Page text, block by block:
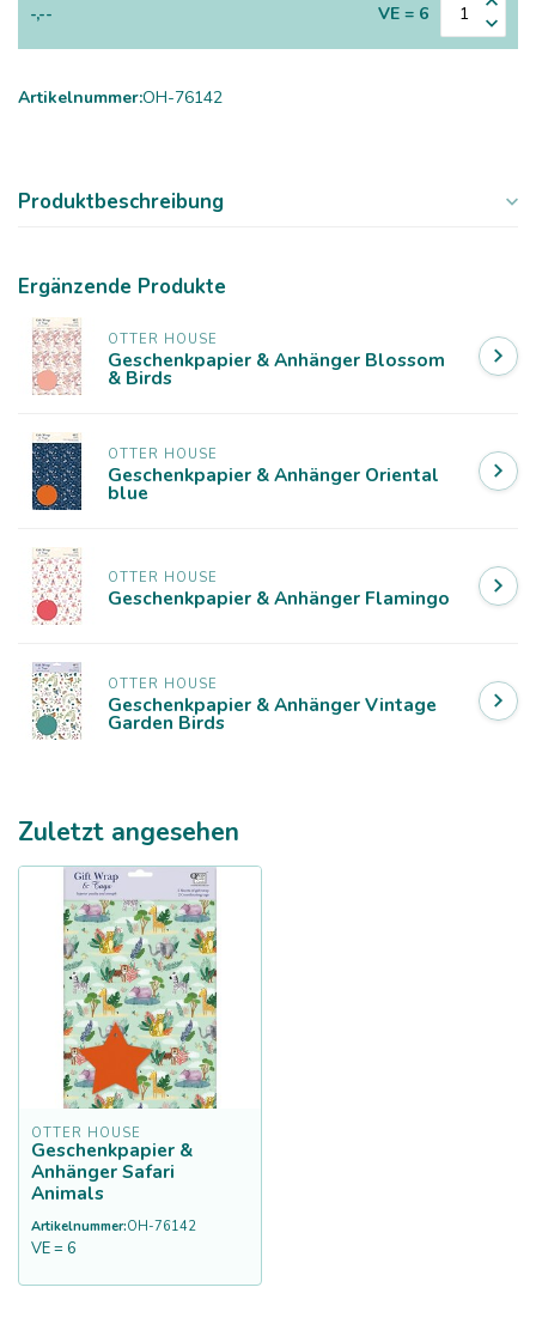
-,-- VE = 6
Artikelnummer:OH-76142
Produktbeschreibung
Ergänzende Produkte
OTTER HOUSE
Geschenkpapier & Anhänger Blossom
& Birds
OTTER HOUSE
Geschenkpapier & Anhänger Oriental
blue
OTTER HOUSE
Geschenkpapier & Anhänger Flamingo
OTTER HOUSE
Geschenkpapier & Anhänger Vintage
Garden Birds
Zuletzt angesehen
OTTER HOUSE
Geschenkpapier &
Anhänger Safari
Animals
Artikelnummer:OH-76142
VE = 6